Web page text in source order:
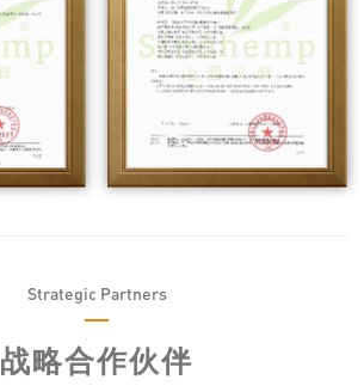
Strategic Partners
战略合作伙伴